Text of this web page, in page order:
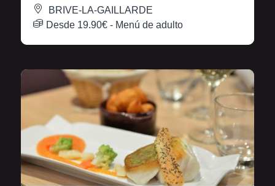
BRIVE-LA-GAILLARDE
Desde 19.90€ - Menú de adulto